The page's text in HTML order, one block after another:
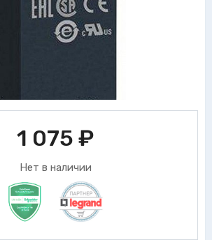
1 075 ₽
Нет в наличии